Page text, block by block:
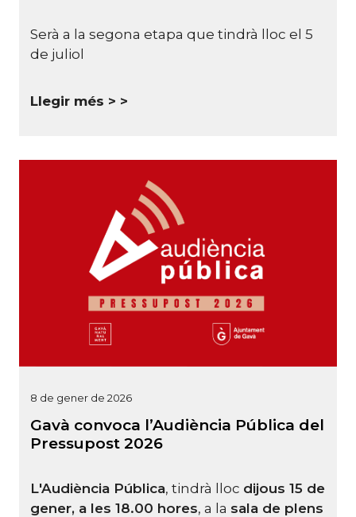
Serà a la segona etapa que tindrà lloc el 5
de juliol
Llegir més >
8 de gener de 2026
Gavà convoca l’Audiència Pública del
Pressupost 2026
L'Audiència Pública, tindrà lloc dijous 15 de
gener, a les 18.00 hores, a la sala de plens